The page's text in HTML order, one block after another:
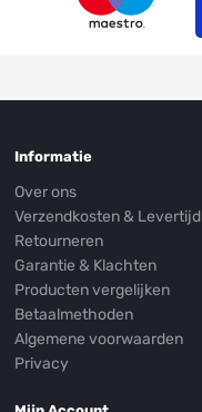
Informatie
Over ons
Verzendkosten & Levertijd
Retourneren
Garantie & Klachten
Producten vergelijken
Betaalmethoden
Algemene voorwaarden
Privacy